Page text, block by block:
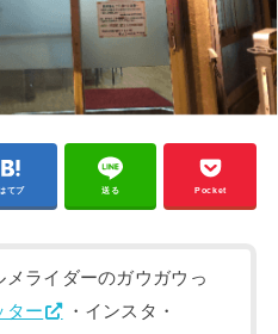
てブ 送る Pocket
メライダーのガウガウっ
ター
・インスタ・